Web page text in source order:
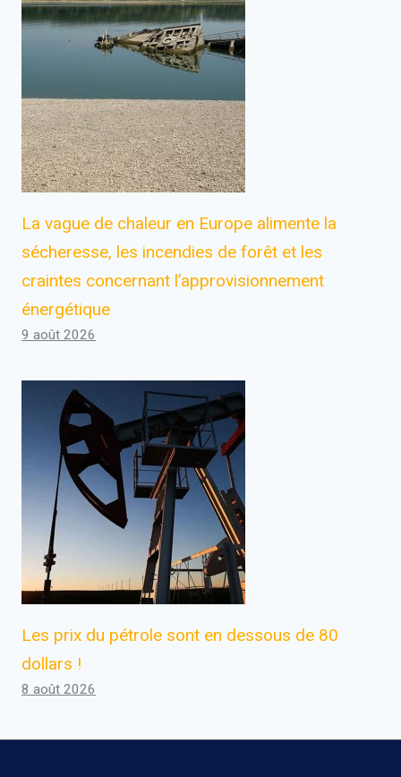
La vague de chaleur en Europe alimente la
sécheresse, les incendies de forêt et les
craintes concernant l’approvisionnement
énergétique
9 août 2026
Les prix du pétrole sont en dessous de 80
dollars !
8 août 2026